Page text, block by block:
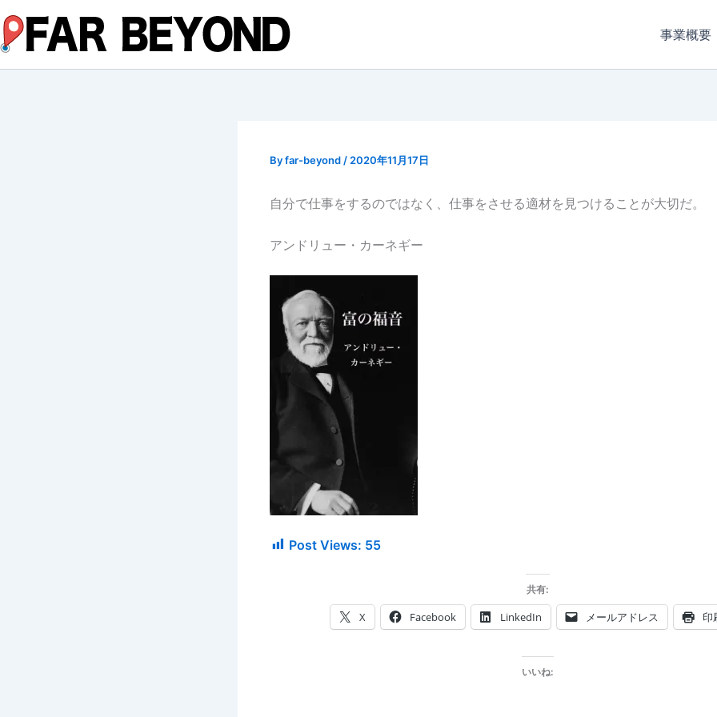
容
を
ス
事業概要
Byfar-beyond / 2020年11月17日
自分で仕事をするのではなく、仕事をさせる適材を見つけることが大切だ。
アンドリュー・カーネギー
Post Views: 55
共有:
X Facebook LinkedIn メールアドレス 印
いいね: